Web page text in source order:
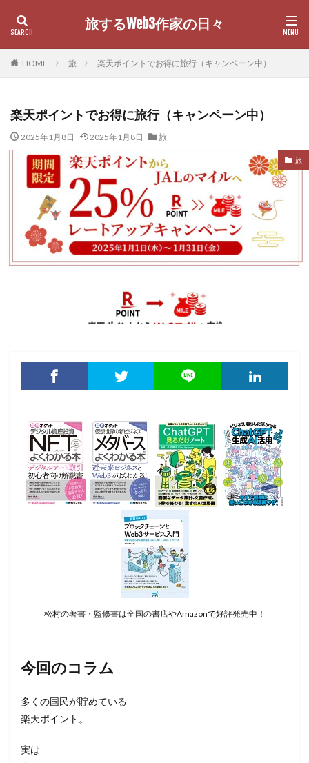
旅するWeb3作家の日々
HOME 旅 楽天ポイントでお得に旅行（キャンペーン中）
楽天ポイントでお得に旅行（キャンペーン中）
2025年1月8日 2025年1月8日 旅
旅
松村の著書・監修書は全国の書店やAmazonで好評発売中！
今回のコラム
多くの国民が貯めている
楽天ポイント。
実は
検索